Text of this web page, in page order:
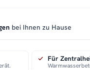
bei Ihnen zu Hause
Für